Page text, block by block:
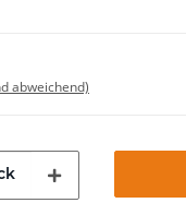
abweichend)